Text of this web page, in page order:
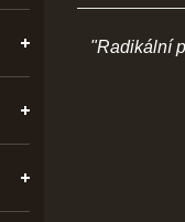
"Radikální